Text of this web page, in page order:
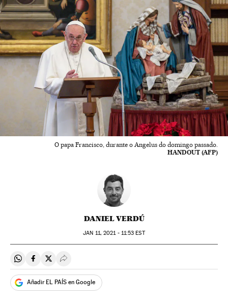
O papa Francisco, durante o Angelus do domingo passado.
HANDOUT (AFP)
DANIEL VERDÚ
JAN 11, 2021 - 11:53 EST
Compartir en Whatsapp
Compartir en Facebook
Compartir en Twitter
Desplegar Redes Sociales
Añadir EL PAÍS en Google